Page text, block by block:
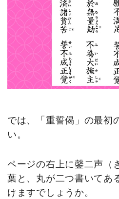
では、「重誓偈」の最初
い。
ページの右上に鏧二声（
葉と、丸が二つ書いてあ
けますでしょうか。